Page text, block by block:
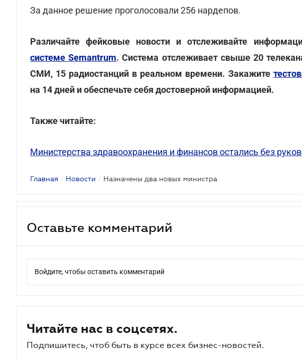
За данное решение проголосовали 256 нардепов.
Различайте фейковые новости и отслеживайте
системе Semantrum. Система отслеживает свыше 20
СМИ, 15 радиостанций в реальном времени. Закажите
на 14 дней и обеспечьте себя достоверной информацией.
Также читайте:
Министерства здравоохранения и финансов остались без
Главная / Новости / Назначены два новых министра
Оставьте комментарий
Войдите, чтобы оставить комментарий
Читайте нас в соцсетях.
Подпишитесь, чтоб быть в курсе всех бизнес-новостей.